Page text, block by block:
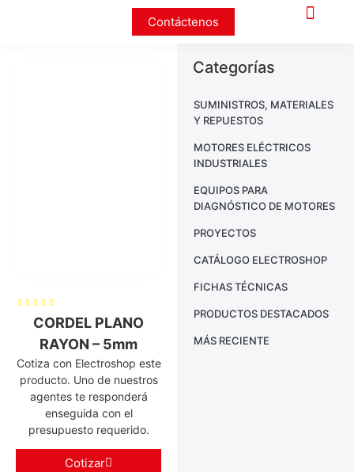
Contáctenos
Categorías
SUMINISTROS, MATERIALES
Y REPUESTOS
MOTORES ELÉCTRICOS
INDUSTRIALES
EQUIPOS PARA
DIAGNÓSTICO DE MOTORES
PROYECTOS
CATÁLOGO ELECTROSHOP
FICHAS TÉCNICAS
PRODUCTOS DESTACADOS
MÁS RECIENTE
CORDEL PLANO
RAYON – 5mm
Cotiza con Electroshop este
producto. Uno de nuestros
agentes te responderá
enseguida con el
presupuesto requerido.
Cotizar